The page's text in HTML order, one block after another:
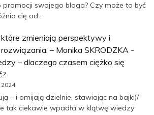
promocji swojego bloga? Czy może to być
cię od…
zmieniają perspektywy i
– Monika SKRODZKA -
– dlaczego czasem ciężko się
– i omijają dzielnie, stawiając na bajki)/
tak ciekawie wpadła w klątwę wiedzy